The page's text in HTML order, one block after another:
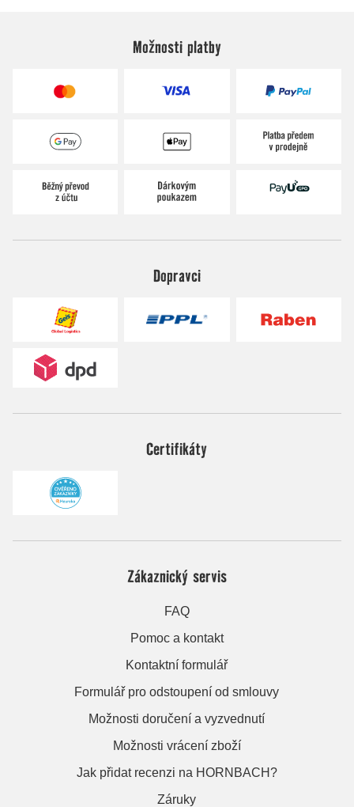
Možnosti platby
Dopravci
Certifikáty
Zákaznický servis
FAQ
Pomoc a kontakt
Kontaktní formulář
Formulář pro odstoupení od smlouvy
Možnosti doručení a vyzvednutí
Možnosti vrácení zboží
Jak přidat recenzi na HORNBACH?
Záruky